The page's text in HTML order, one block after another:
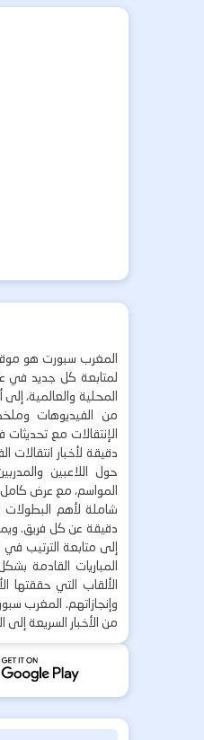
المغرب سبورت هو
لمتابعة كل جديد في
المحلية والعالمية، إلى
من الفيديوهات
الإنتقالات مع تحديثات
دقيقة لأخبار
حول اللاعبين
المواسم، مع عرض كامل
شاملة لأهم البطولات
دقيقة عن كل فريق.
إلى متابعة الترتيب
المباريات القادمة
الألقاب التي حققتها
وإنجازاتهم. المغرب
من الأخبار السريعة إلى